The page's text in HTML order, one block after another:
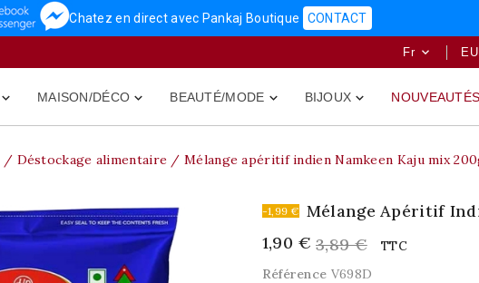
Chatez en direct avec Pankaj Boutique CONTACT
Fr 
 
MAISON/DÉCO 
BEAUTÉ/MODE 
BIJOUX NOUVEAUTÉS
Déstockage alimentaire Mélange apéritif indien Namkeen Kaju mix
-1,99 € Mélange Apéritif
1,90 € 3,89 € TTC
Référence V698D